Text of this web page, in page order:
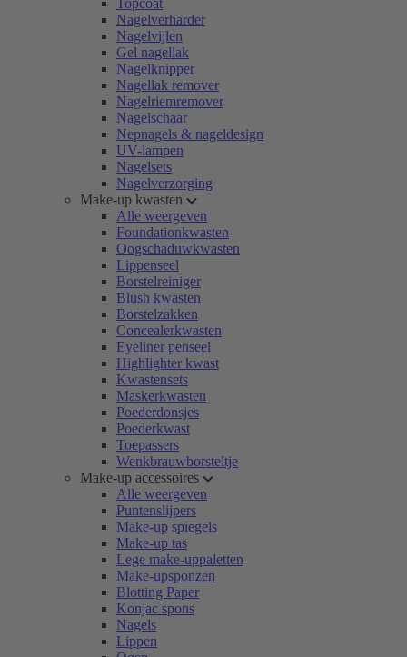
Topcoat
Nagelverharder
Nagelvijlen
Gel nagellak
Nagelknipper
Nagellak remover
Nagelriemremover
Nagelschaar
Nepnagels & nageldesign
UV-lampen
Nagelsets
Nagelverzorging
Make-up kwasten
Alle weergeven
Foundationkwasten
Oogschaduwkwasten
Lippenseel
Borstelreiniger
Blush kwasten
Borstelzakken
Concealerkwasten
Eyeliner penseel
Highlighter kwast
Kwastensets
Maskerkwasten
Poederdonsjes
Poederkwast
Toepassers
Wenkbrauwborsteltje
Make-up accessoires
Alle weergeven
Puntenslijpers
Make-up spiegels
Make-up tas
Lege make-uppaletten
Make-upsponzen
Blotting Paper
Konjac spons
Nagels
Lippen